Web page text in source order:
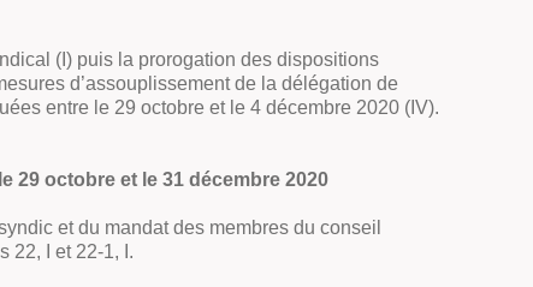
(I) puis la prorogation des dispositions
d’assouplissement de la délégation de
entre le 29 octobre et le 4 décembre 2020 (IV).
29 octobre et le 31 décembre 2020
et du mandat des membres du conseil
22, I et 22-1, I.